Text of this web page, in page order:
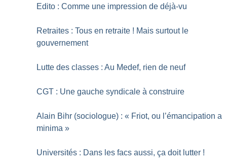
Edito : Comme une impression de déjà-vu
Retraites : Tous en retraite ! Mais surtout le
gouvernement
Lutte des classes : Au Medef, rien de neuf
CGT : Une gauche syndicale à construire
Alain Bihr (sociologue) : « Friot, ou l’émancipation a
minima »
Universités : Dans les facs aussi, ça doit lutter !